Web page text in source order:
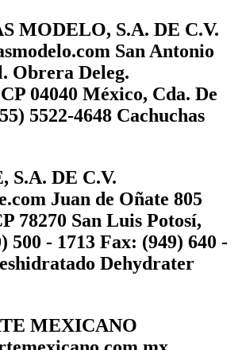
MODELO, S.A. DE C.V.
San Antonio
Obrera Deleg.
04040 México, Cda. De
5522-4648 Cachuchas
S.A. DE C.V.
Juan de Oñate 805
78270 San Luis Potosí,
500 - 1713 Fax: (949) 640 -
Dehydrater
MEXICANO